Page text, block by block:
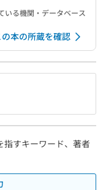
いる機関・データベース
の本の所蔵を確認
指すキーワード、著者